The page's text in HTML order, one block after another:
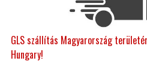
GLS szállítás Magyarország
Hungary!